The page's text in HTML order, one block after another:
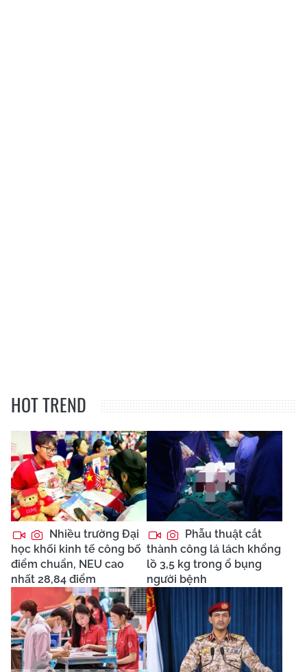
HOT TREND
Nhiều trường Đại
học khối kinh tế công bố
điểm chuẩn, NEU cao
nhất 28,84 điểm
Phẫu thuật cắt
thành công lá lách khổng
lồ 3,5 kg trong ổ bụng
người bệnh